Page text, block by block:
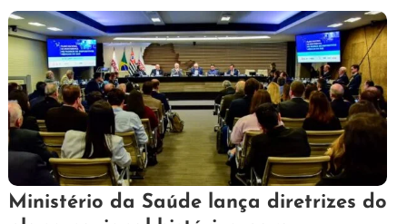
26
de
Maurilio
Ministério da Saúde lança diretrizes do